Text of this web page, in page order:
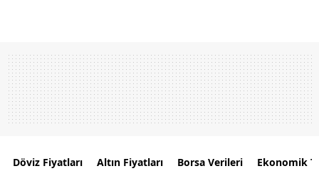
Döviz Fiyatları Altın Fiyatları Borsa Verileri Ekonomik